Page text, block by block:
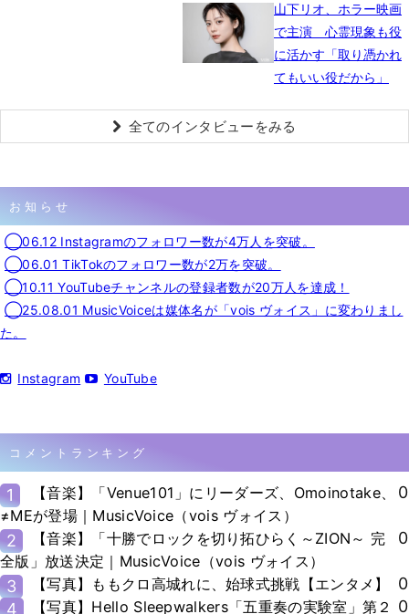
山下リオ、ホラー映画
で主演 心霊現象も役
に活かす「取り憑かれ
てもいい役だから」
全てのインタビューをみる
お知らせ
◯06.12 Instagramのフォロワー数が4万人を突破。
◯06.01 TikTokのフォロワー数が2万を突破。
◯10.11 YouTubeチャンネルの登録者数が20万人を達成！
◯25.08.01 MusicVoiceは媒体名が「vois ヴォイス」に変わりまし
た。
Instagram YouTube
コメントランキング
1
【音楽】「Venue101」にリーダーズ、Omoinotake、
≠MEが登場｜MusicVoice（vois ヴォイス）
0
2
【音楽】「十勝でロックを切り拓ひらく～ZION～ 完
全版」放送決定｜MusicVoice（vois ヴォイス）
0
3 【写真】ももクロ高城れに、始球式挑戦【エンタメ】
0
4
【写真】Hello Sleepwalkers「五重奏の実験室」第２ 0